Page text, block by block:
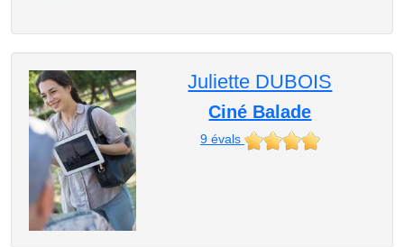
Juliette DUBOIS
Ciné Balade
9évals